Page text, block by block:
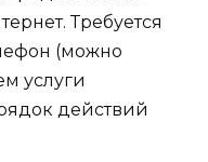
Требуется
(можно
услуги
действий